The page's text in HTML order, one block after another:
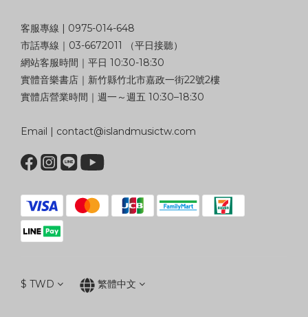
客服專線 | 0975-014-648
市話專線｜03-6672011 （平日接聽）
網站客服時間｜平日 10:30-18:30
實體音樂書店｜新竹縣竹北市嘉政一街22號2樓
實體店營業時間｜週一～週五 10:30–18:30
Email | contact@islandmusictw.com
$ TWD 繁體中文